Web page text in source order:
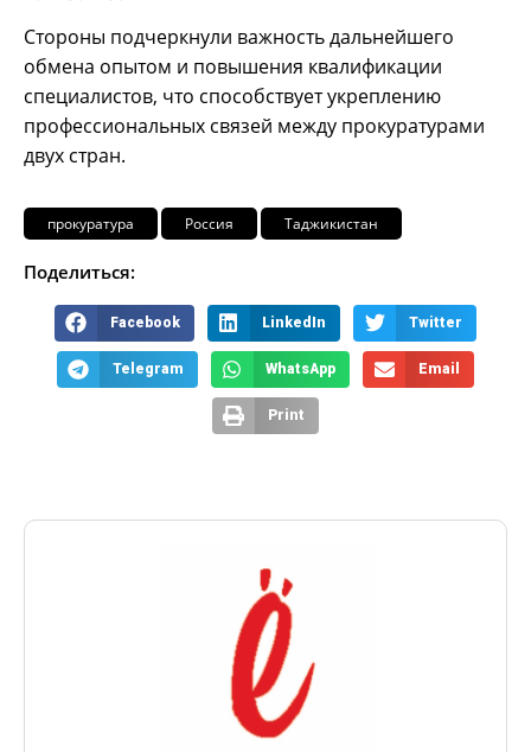
Стороны подчеркнули важность дальнейшего
обмена опытом и повышения квалификации
специалистов, что способствует укреплению
профессиональных связей между прокуратурами
двух стран.
прокуратура Россия Таджикистан
Поделиться:
Facebook LinkedIn Twitter
Telegram WhatsApp Email
Print